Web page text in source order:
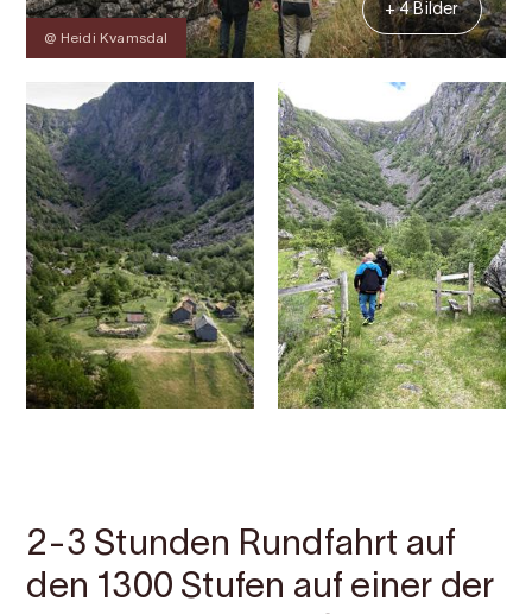
@ Heidi Kvamsdal
+ 4 Bilder
2-3 Stunden Rundfahrt auf
den 1300 Stufen auf einer der